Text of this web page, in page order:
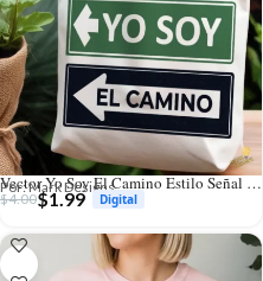
Vector Yo Soy El Camino Estilo Señal de Calle para Sublimación
Por: Mark Designs
$4.00$1.99